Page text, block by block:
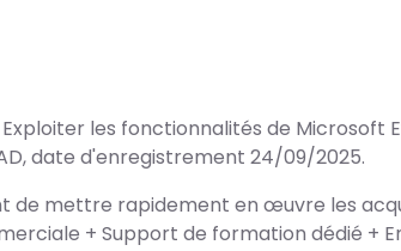
les fonctionnalités de Microsoft
date d'enregistrement 24/09/2025.
mettre rapidement en œuvre les
+ Support de formation dédié +